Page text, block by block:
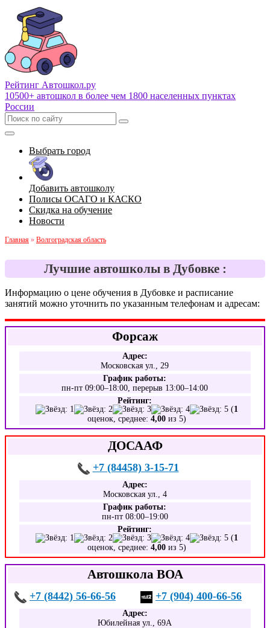
Рейтинг Автошкол.ру
10500+ автошкол в более чем 1800 населенных пунктах
России
Выбрать город
Добавить автошколу
Полисы ОСАГО и КАСКО
Скидка на обучение
Новости
Главная » Волгоградская область
Лучшие автошколы в Дубовке :
Информацию о цене обучения в Дубовке и расписание
занятий можно уточнить по указанным телефонам и адресам:
Форсаж
Адрес:
Московская ул., 29
График работы:
пн-пт 09:00–18:00, перерыв 13:00–14:00
Рейтинг:
(1
оценок, среднее:4,00 из 5)
ДОСААФ
+7 (84458) 3-15-71
Адрес:
Московская ул., 4
График работы:
пн-пт 08:00–19:00
Рейтинг:
(1
оценок, среднее:4,00 из 5)
Автошкола ВОА
+7 (8442) 56-66-56 +7 (904) 400-66-56
Адрес:
Юбилейная ул., 69А